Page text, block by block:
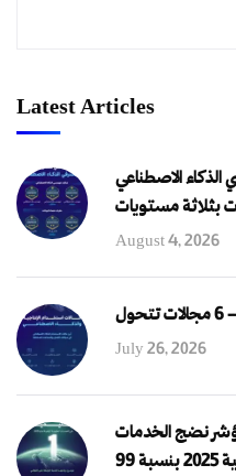
Latest Articles
الذكاء الاصطناعي
بثلاثة مستويات
August 4, 2026
July 26, 2026
مؤشر نضج الخدمات